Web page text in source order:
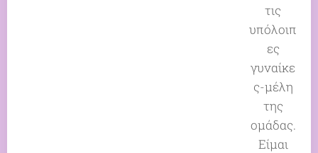
τις
υπόλοιπ
ες
γυναίκε
ς-μέλη
της
ομάδας.
Είμαι